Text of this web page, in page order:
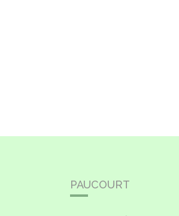
PAUCOURT